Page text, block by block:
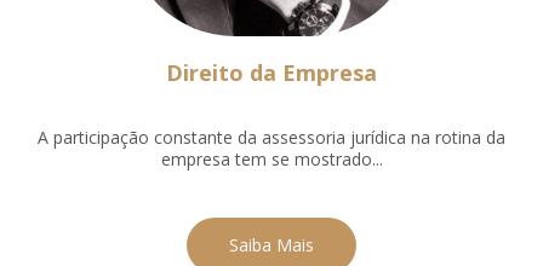
Direito da Empresa
A participação constante da assessoria jurídica na rotina da
empresa tem se mostrado...
Saiba Mais